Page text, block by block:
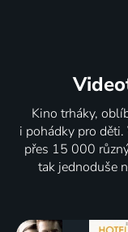
Kino trháky,
i pohádky pro
přes 15 000
tak jednoduše